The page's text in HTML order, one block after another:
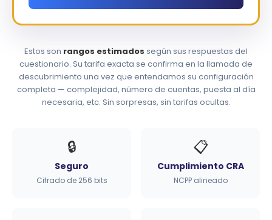
Estos son rangos estimados según sus respuestas del
cuestionario. Su tarifa exacta se confirma en la llamada de
descubrimiento una vez que entendamos su configuración
completa — complejidad, número de cuentas, puesta al día
necesaria, etc. Sin sorpresas, sin tarifas ocultas.
🔒
Seguro
Cifrado de 256 bits
📋
Cumplimiento CRA
NCPP alineado